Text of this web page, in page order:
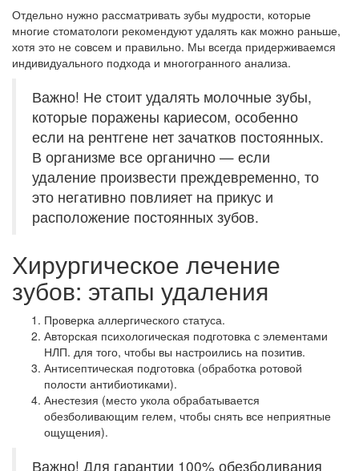
Отдельно нужно рассматривать зубы мудрости, которые
многие стоматологи рекомендуют удалять как можно раньше,
хотя это не совсем и правильно. Мы всегда придерживаемся
индивидуального подхода и многогранного анализа.
Важно! Не стоит удалять молочные зубы,
которые поражены кариесом, особенно
если на рентгене нет зачатков постоянных.
В организме все органично — если
удаление произвести преждевременно, то
это негативно повлияет на прикус и
расположение постоянных зубов.
Хирургическое лечение
зубов: этапы удаления
Проверка аллергического статуса.
Авторская психологическая подготовка с элементами
НЛП. для того, чтобы вы настроились на позитив.
Антисептическая подготовка (обработка ротовой
полости антибиотиками).
Анестезия (место укола обрабатывается
обезболивающим гелем, чтобы снять все неприятные
ощущения).
Важно! Для гарантии 100% обезболивания